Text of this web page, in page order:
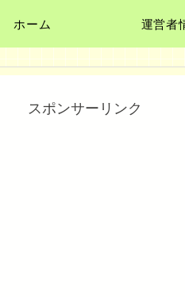
ホーム 運営者
スポンサーリンク